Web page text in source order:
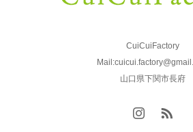
CuiCuiFactory
山口県下関市長府